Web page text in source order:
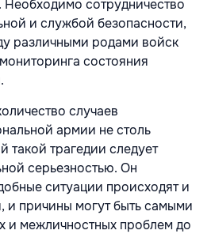
сотрудничество
и службой безопасности,
различными родами войск
состояния
случаев
армии не столь
такой трагедии следует
серьезностью. Он
ситуации происходят и
и причины могут быть самыми
и межличностных проблем до